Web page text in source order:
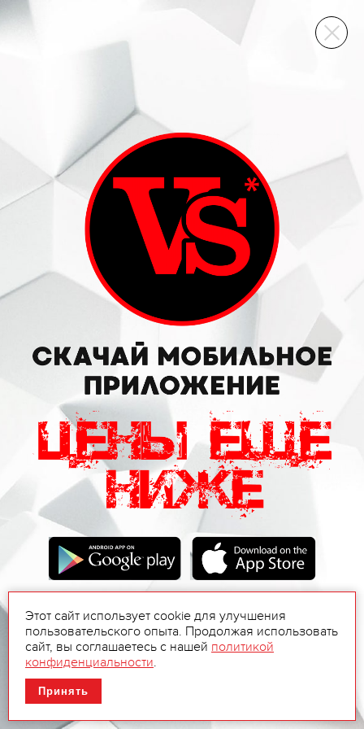
ВИННЫЙ СКЛАД
Этот сайт использует cookie для улучшения
пользовательского опыта. Продолжая использовать
сайт, вы соглашаетесь с нашей политикой
конфиденциальности.
Принять